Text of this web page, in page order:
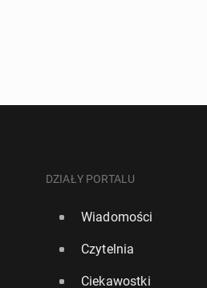
Polska w de­mo­gra­ficz­nej
DZIAŁY PORTALU
Wiadomości
Czytelnia
Ciekawostki